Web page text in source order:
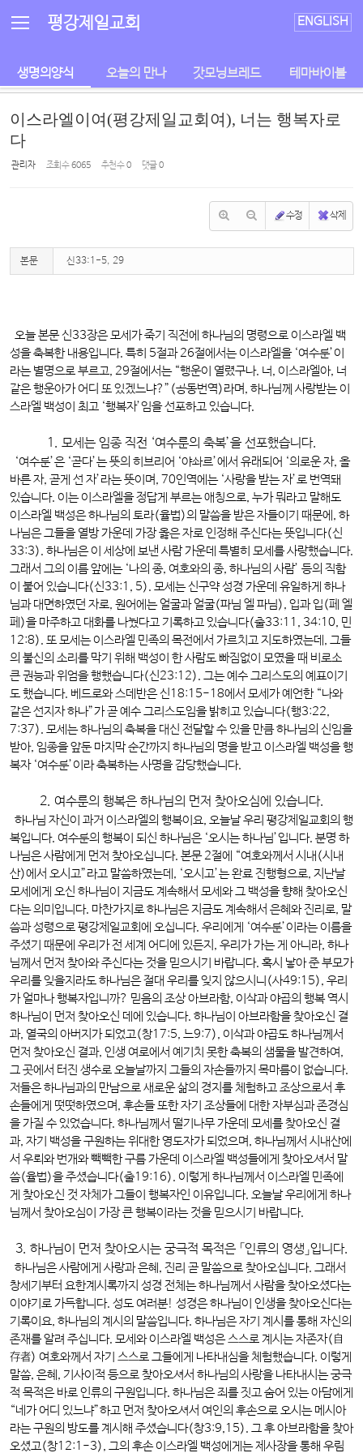
평강제일교회 ENGLISH
생명의양식 오늘의 만나 갓모닝브레드 테마바이블
이스라엘이여(평강제일교회여), 너는 행복자로
다
관리자 조회 수6065 추천 수0 댓글0
수정 삭제
본문 신33:1-5, 29
오늘 본문 신33장은 모세가 죽기 직전에 하나님의 명령으로 이스라엘 백
성을 축복한 내용입니다. 특히 5절과 26절에서는 이스라엘을 ‘여수룬’이
라는 별명으로 부르고, 29절에서는 “행운이 열렸구나. 너, 이스라엘아, 너
같은 행운아가 어디 또 있겠느냐?”(공동번역)라며, 하나님께 사랑받는 이
스라엘 백성이 최고 ‘행복자’임을 선포하고 있습니다.
1. 모세는 임종 직전 ‘여수룬의 축복’을 선포했습니다.
‘여수룬’은 ‘곧다’는 뜻의 히브리어 ‘야솨르’에서 유래되어 ‘의로운 자, 올
바른 자, 곧게 선 자’라는 뜻이며, 70인역에는 ‘사랑을 받는 자’로 번역돼
있습니다. 이는 이스라엘을 정답게 부르는 애칭으로, 누가 뭐라고 말해도
이스라엘 백성은 하나님의 토라(율법)의 말씀을 받은 자들이기 때문에, 하
나님은 그들을 열방 가운데 가장 옳은 자로 인정해 주신다는 뜻입니다(신
33:3). 하나님은 이 세상에 보낸 사람 가운데 특별히 모세를 사랑했습니다.
그래서 그의 이름 앞에는 ‘나의 종, 여호와의 종, 하나님의 사람’ 등의 직함
이 붙어 있습니다(신33:1, 5). 모세는 신구약 성경 가운데 유일하게 하나
님과 대면하였던 자로, 원어에는 얼굴과 얼굴(파님 엘 파님), 입과 입(페 엘
페)을 마주하고 대화를 나눴다고 기록하고 있습니다(출33:11, 34:10, 민
12:8). 또 모세는 이스라엘 민족의 목전에서 가르치고 지도하였는데, 그들
의 불신의 소리를 막기 위해 백성이 한 사람도 빠짐없이 모였을 때 비로소
큰 권능과 위엄을 행했습니다(신23:12). 그는 예수 그리스도의 예표이기
도 했습니다. 베드로와 스데반은 신18:15-18에서 모세가 예언한 “나와
같은 선지자 하나”가 곧 예수 그리스도임을 밝히고 있습니다(행3:22,
7:37). 모세는 하나님의 축복을 대신 전달할 수 있을 만큼 하나님의 신임을
받아, 임종을 앞둔 마지막 순간까지 하나님의 명을 받고 이스라엘 백성을 행
복자 ‘여수룬’이라 축복하는 사명을 감당했습니다.
2. 여수룬의 행복은 하나님의 먼저 찾아오심에 있습니다.
하나님 자신이 과거 이스라엘의 행복이요, 오늘날 우리 평강제일교회의 행
복입니다. 여수룬의 행복이 되신 하나님은 ‘오시는 하나님’입니다. 분명 하
나님은 사람에게 먼저 찾아오십니다. 본문 2절에 “여호와께서 시내(시내
산)에서 오시고”라고 말씀하였는데, ‘오시고’는 완료 진행형으로, 지난날
모세에게 오신 하나님이 지금도 계속해서 모세와 그 백성을 향해 찾아오신
다는 의미입니다. 마찬가지로 하나님은 지금도 계속해서 은혜와 진리로, 말
씀과 성령으로 평강제일교회에 오십니다. 우리에게 ‘여수룬’이라는 이름을
주셨기 때문에 우리가 전 세계 어디에 있든지, 우리가 가는 게 아니라, 하나
님께서 먼저 찾아와 주신다는 것을 믿으시기 바랍니다. 혹시 낳아 준 부모가
우리를 잊을지라도 하나님은 절대 우리를 잊지 않으시니(사49:15), 우리
가 얼마나 행복자입니까? 믿음의 조상 아브라함, 이삭과 야곱의 행복 역시
하나님이 먼저 찾아오신 데에 있습니다. 하나님이 아브라함을 찾아오신 결
과, 열국의 아버지가 되었고(창17:5, 느9:7), 이삭과 야곱도 하나님께서
먼저 찾아오신 결과, 인생 여로에서 예기치 못한 축복의 샘물을 발견하여,
그 곳에서 터진 생수로 오늘날까지 그들의 자손들까지 목마름이 없습니다.
저들은 하나님과의 만남으로 새로운 삶의 경지를 체험하고 조상으로서 후
손들에게 떳떳하였으며, 후손들 또한 자기 조상들에 대한 자부심과 존경심
을 가질 수 있었습니다. 하나님께서 떨기나무 가운데 모세를 찾아오신 결
과, 자기 백성을 구원하는 위대한 영도자가 되었으며, 하나님께서 시내산에
서 우뢰와 번개와 빽빽한 구름 가운데 이스라엘 백성들에게 찾아오셔서 말
씀(율법)을 주셨습니다(출19:16). 이렇게 하나님께서 이스라엘 민족에
게 찾아오신 것 자체가 그들이 행복자인 이유입니다. 오늘날 우리에게 하나
님께서 찾아오심이 가장 큰 행복이라는 것을 믿으시기 바랍니다.
3. 하나님이 먼저 찾아오시는 궁극적 목적은 「인류의 영생」입니다.
하나님은 사람에게 사랑과 은혜, 진리 곧 말씀으로 찾아오십니다. 그래서
창세기부터 요한계시록까지 성경 전체는 하나님께서 사람을 찾아오셨다는
이야기로 가득합니다. 성도 여러분! 성경은 하나님이 인생을 찾아오신다는
기록이요, 하나님의 계시의 말씀입니다. 하나님은 자기 계시를 통해 자신의
존재를 알려 주십니다. 모세와 이스라엘 백성은 스스로 계시는 자존자(自
存者) 여호와께서 자기 스스로 그들에게 나타내심을 체험했습니다. 이렇게
말씀, 은혜, 기사이적 등으로 찾아오셔서 하나님의 사랑을 나타내시는 궁극
적 목적은 바로 인류의 구원입니다. 하나님은 죄를 짓고 숨어 있는 아담에게
“네가 어디 있느냐”하고 먼저 찾아오셔서 여인의 후손으로 오시는 메시아
라는 구원의 방도를 계시해 주셨습니다(창3:9,15). 그 후 아브라함을 찾아
오셨고(창12:1-3), 그의 후손 이스라엘 백성에게는 제사장을 통해 우림